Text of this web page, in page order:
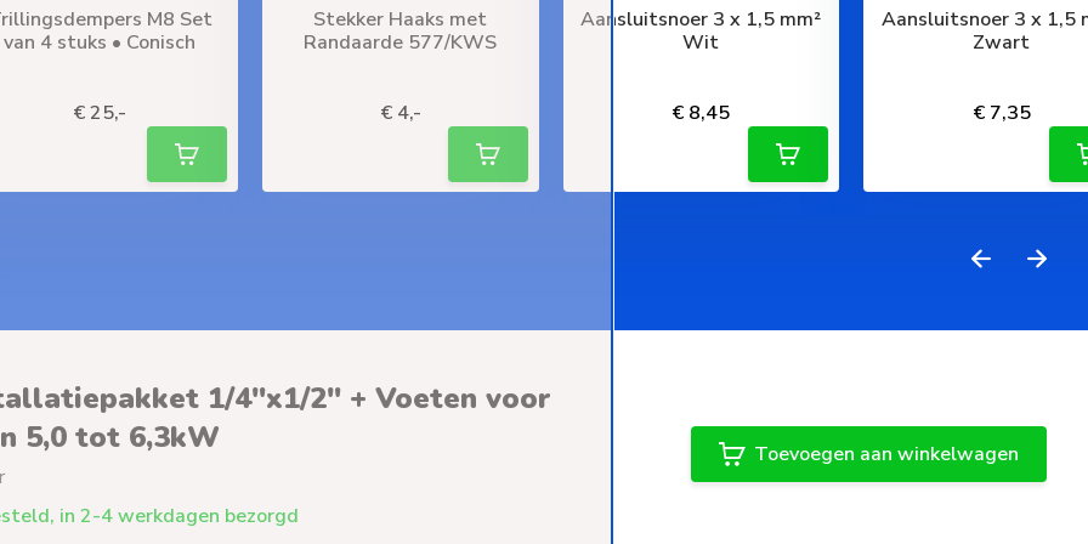
M8 Set
van 4 stuks • Conisch
€ 25,-
Stekker Haaks met
Randaarde 577/KWS
€ 4,-
Aansluitsnoer 3 x 1,5 mm²
Wit
€ 8,45
Aansluitsnoer 3 x 1,5
Zwart
€ 7,35
1/4"x1/2" + Voeten voor
5,0 tot 6,3kW
in 2-4 werkdagen bezorgd
Toevoegen aan winkelwagen